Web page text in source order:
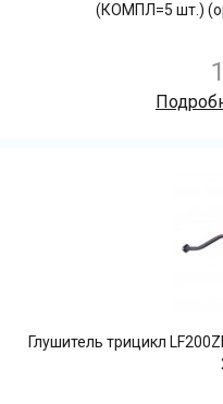
(КОМПЛ=5 шт.)
Глушитель трицикл